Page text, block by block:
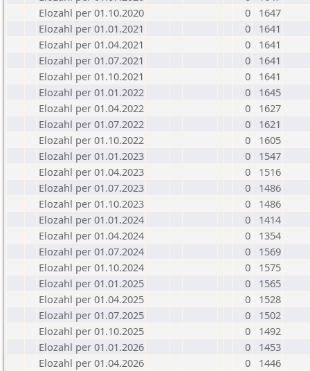
Elozahl per 01.10.2020
0
1647
Elozahl per 01.01.2021
0
1641
Elozahl per 01.04.2021
0
1641
Elozahl per 01.07.2021
0
1641
Elozahl per 01.10.2021
0
1641
Elozahl per 01.01.2022
0
1645
Elozahl per 01.04.2022
0
1627
Elozahl per 01.07.2022
0
1621
Elozahl per 01.10.2022
0
1605
Elozahl per 01.01.2023
0
1547
Elozahl per 01.04.2023
0
1516
Elozahl per 01.07.2023
0
1486
Elozahl per 01.10.2023
0
1486
Elozahl per 01.01.2024
0
1414
Elozahl per 01.04.2024
0
1354
Elozahl per 01.07.2024
0
1569
Elozahl per 01.10.2024
0
1575
Elozahl per 01.01.2025
0
1565
Elozahl per 01.04.2025
0
1528
Elozahl per 01.07.2025
0
1502
Elozahl per 01.10.2025
0
1492
Elozahl per 01.01.2026
0
1453
Elozahl per 01.04.2026
0
1446